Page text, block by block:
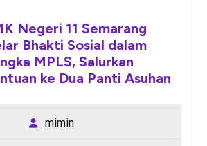
Negeri 11 Semarang
Bhakti Sosial dalam
MPLS, Salurkan
ke Dua Panti Asuhan
mimin